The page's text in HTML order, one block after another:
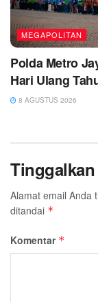
MEGAPOLITAN
Polda Metro
Hari Ulang
8 AGUSTUS 2026
Alamat email Anda
ditandai *
Komentar *